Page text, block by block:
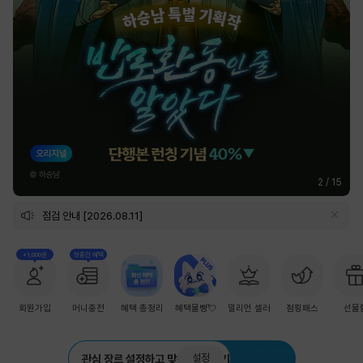
2 / 15
점검 안내 [2026.08.11]
+1,000원
회원가입
첫충전 혜택
머니충전 혜택 총정리 혜택몰빵💘 밀리언 셀러 점핑패스 선물
관심 장르 설정하고 맞춤 추천 받기
설정